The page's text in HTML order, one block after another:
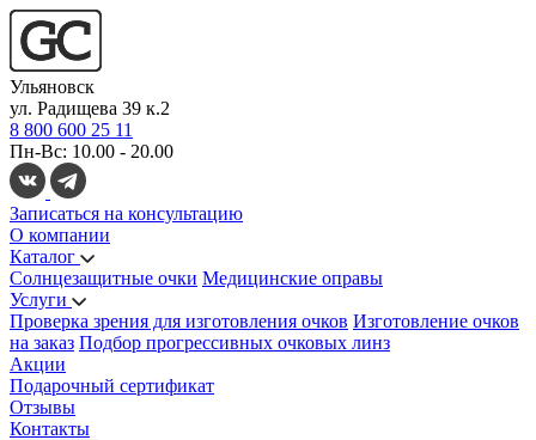
Ульяновск
ул. Радищева 39 к.2
8 800 600 25 11
Пн-Вс: 10.00 - 20.00
Записаться на консультацию
О компании
Каталог
Солнцезащитные очки Медицинские оправы
Услуги
Проверка зрения для изготовления очков Изготовление очков
на заказ Подбор прогрессивных очковых линз
Акции
Подарочный сертификат
Отзывы
Контакты